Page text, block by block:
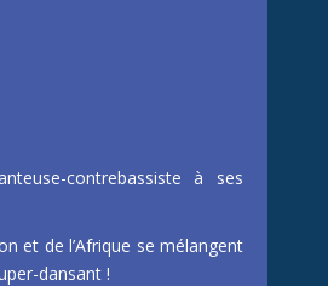
contrebassiste à ses
et de l’Afrique se mélangent
dansant !